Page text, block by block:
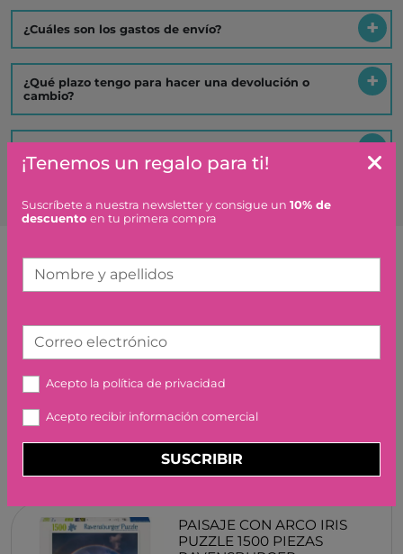
¿Cuáles son los gastos de envío?
¿Qué plazo tengo para hacer una devolución o
cambio?
Artículos similares o que combinan
PAISAJE CON ARCO IRIS
PUZZLE 1500 PIEZAS
¡Tenemos un regalo para ti!
Suscríbete a nuestra newsletter y consigue un 10% de
descuento en tu primera compra
Nombre y apellidos
Correo electrónico
Acepto la política de privacidad
Acepto recibir información comercial
SUSCRIBIR